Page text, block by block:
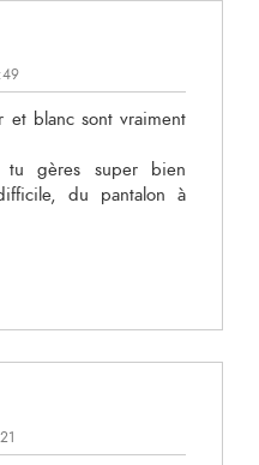
et blanc sont vraiment
gères super bien
du pantalon à